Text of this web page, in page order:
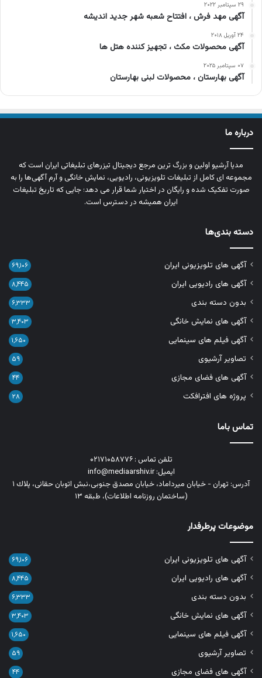
۲۹ سپتامبر ۲۰۲۲
آگهی مهد فرش ، افتتاح شعبه شهر جدید اندیشه
۲۴ آوریل ۲۰۱۸
آگهی محصولات مکث ، تجهیز کننده هتل ها
۰۷ سپتامبر ۲۰۲۵
آگهی بهارستان ، محصولات لبنی بهارستان
درباره ما
مدیا آرشیو اولین و بزرگ‌ ترین مرجع دیجیتال تیزرهای تبلیغاتی ایران است که
مجموعه‌ ای کامل از تبلیغات تلویزیونی، رادیویی، نمایش خانگی و آرم‌ آگهی‌ها را به‌
صورت تفکیک‌ شده و رایگان در اختیار شما قرار می‌ دهد؛ جایی که تاریخ تبلیغات
ایران همیشه در دسترس است.
دسته بندی‌ها
آگهی های تلویزیونی ایران ۶۹,۱۰۶
آگهی های رادیویی ایران ۸,۴۴۵
بدون دسته بندی ۶,۳۳۳
آگهی های نمایش خانگی ۳,۴۰۳
آگهی فیلم های سینمایی ۱,۶۵۰
تصاویر آرشیوی ۵۹
آگهی های فضای مجازی ۴۴
پروژه های افترافکت ۲۸
تماس باما
تلفن تماس : ۰۲۱۷۱۰۵۸۷۷۶
ایمیل: info@mediaarshiv.ir
آدرس: تهران - خیابان میرداماد، خیابان مصدق جنوبی،نبش اتوبان حقانی، پلاك ١
(ساختمان روزنامه اطلاعات)، طبقه ۱۳
موضوعات پرطرفدار
آگهی های تلویزیونی ایران ۶۹,۱۰۶
آگهی های رادیویی ایران ۸,۴۴۵
بدون دسته بندی ۶,۳۳۳
آگهی های نمایش خانگی ۳,۴۰۳
آگهی فیلم های سینمایی ۱,۶۵۰
تصاویر آرشیوی ۵۹
آگهی های فضای مجازی ۴۴